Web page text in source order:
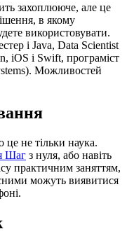
захоплююче, але це
в якому
використовувати.
і Java, Data Scientist
iOS і Swift, програміст
Можливостей
не тільки наука.
Шаг з нуля, або навіть
практичним заняттям,
можуть виявитися